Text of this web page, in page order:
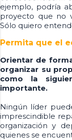
ejemplo, podría
proyecto que no
Sólo quiero
Permita que el
Orientar de
organizar su
como la
importante.
Ningún líder
imprescindible
organización y
quienes se